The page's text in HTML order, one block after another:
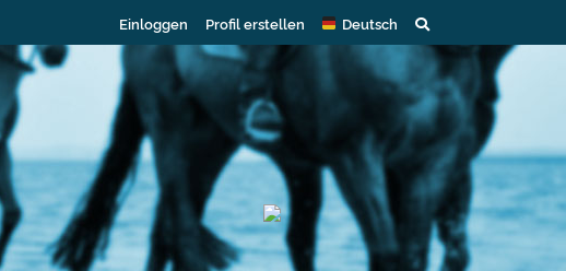
Einloggen Profil erstellen Deutsch